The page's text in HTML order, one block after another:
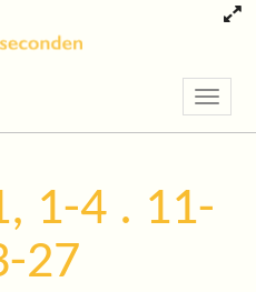
Toggle
1-4 . 11-
27